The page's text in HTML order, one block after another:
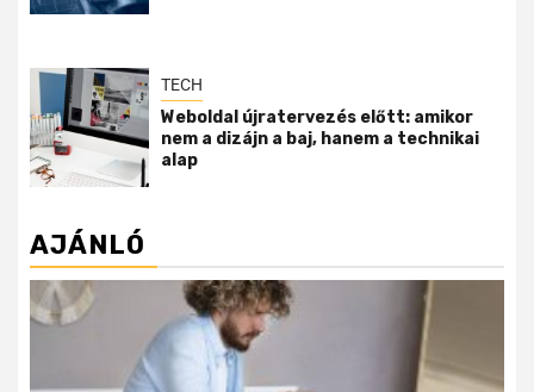
TECH
Weboldal újratervezés előtt: amikor
nem a dizájn a baj, hanem a technikai
alap
AJÁNLÓ